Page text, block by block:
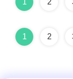
1 2
1 2